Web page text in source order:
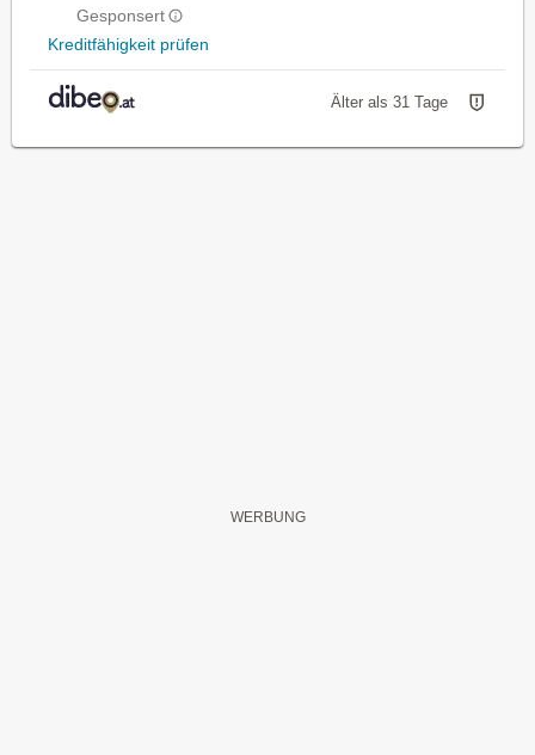
Gesponsert
Kreditfähigkeit prüfen
Älter als 31 Tage